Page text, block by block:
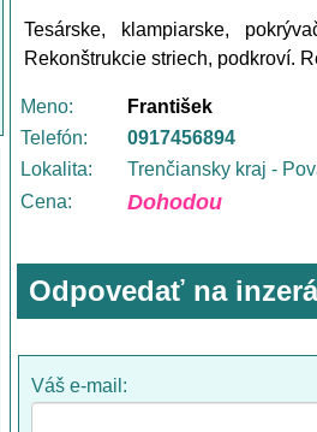
Tesárske, klampiarske,
Rekonštrukcie striech, podkroví.
Meno:
František
Telefón:
0917456894
Lokalita:
Trenčiansky kraj -
Cena:
Dohodou
Odpovedať na
Váš e-mail: